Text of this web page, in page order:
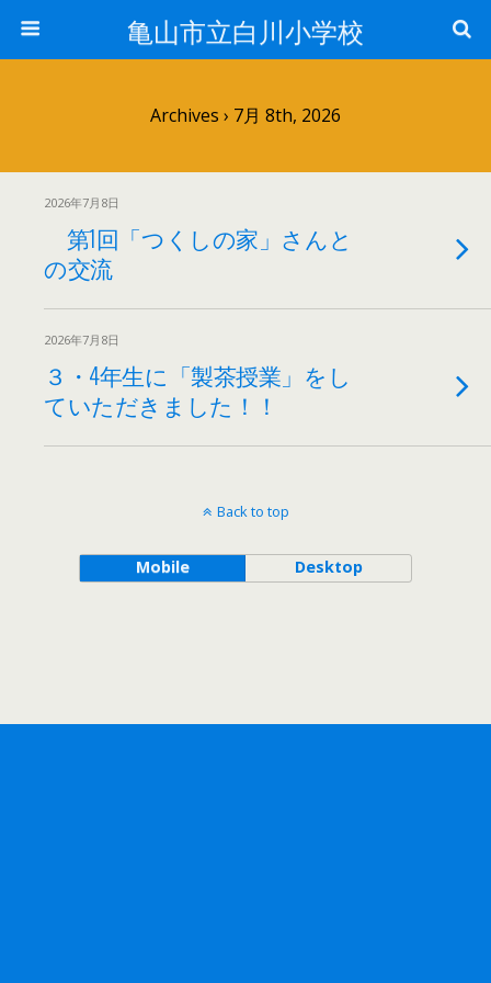
亀山市立白川小学校
Archives › 7月 8th, 2026
2026年7月8日
第1回「つくしの家」さんと
の交流
2026年7月8日
３・4年生に「製茶授業」をし
ていただきました！！
Back to top
Mobile Desktop